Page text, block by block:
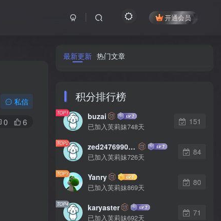
开通会员
私信
0 6
最新更新 热门文章
积分排行榜
TOP1 buzai
已加入芙莉妹748天
151
TOP2 zed2476990542
已加入芙莉妹726天
84
TOP3 Yanry
已加入芙莉妹869天
80
TOP4 karyaster
已加入芙莉妹692天
71